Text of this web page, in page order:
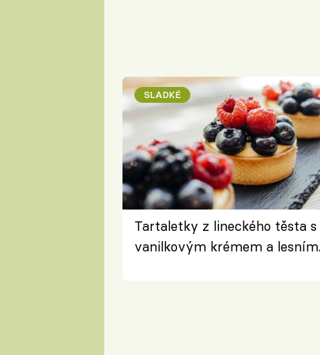
SLADKÉ
Tartaletky z lineckého těsta s
vanilkovým krémem a lesním